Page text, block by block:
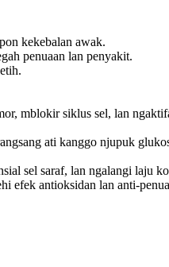
kekebalan awak.
penuaan lan penyakit.
mblokir siklus sel, lan
ati kanggo njupuk
sel saraf, lan ngalangi laju
efek antioksidan lan anti-